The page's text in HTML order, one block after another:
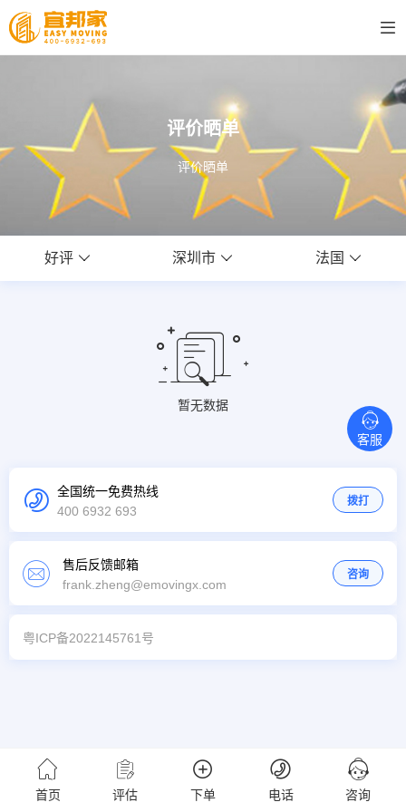
评价晒单
评价晒单
好评 深圳市 法国
暂无数据
全国统一免费热线
400 6932 693
拨打
售后反馈邮箱
frank.zheng@emovingx.com
咨询
粤ICP备2022145761号
首页 评估 下单 电话 咨询
客服